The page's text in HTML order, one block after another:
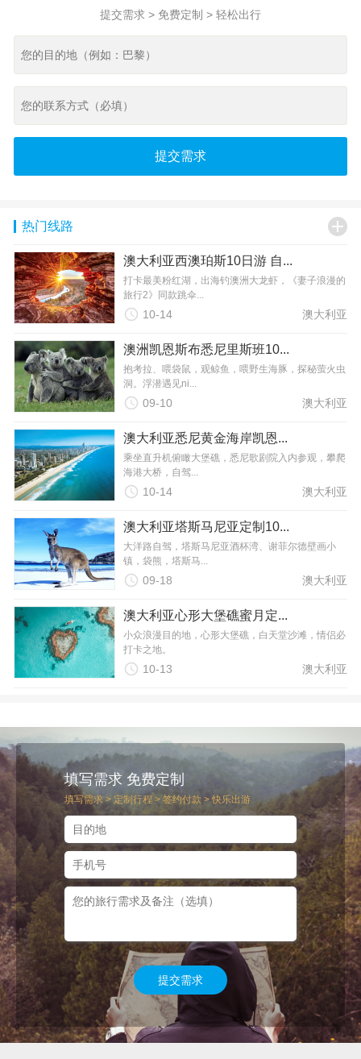
提交需求 > 免费定制 > 轻松出行
提交需求
热门线路 
澳大利亚西澳珀斯10日游 自...
打卡最美粉红湖，出海钓澳洲大龙虾，《妻子浪漫的
旅行2》同款跳伞...
 10-14 澳大利亚
澳洲凯恩斯布悉尼里斯班10...
抱考拉、喂袋鼠，观鲸鱼，喂野生海豚，探秘萤火虫
洞。浮潜遇见ni...
 09-10 澳大利亚
澳大利亚悉尼黄金海岸凯恩...
乘坐直升机俯瞰大堡礁，悉尼歌剧院入内参观，攀爬
海港大桥，自驾...
 10-14 澳大利亚
澳大利亚塔斯马尼亚定制10...
大洋路自驾，塔斯马尼亚酒杯湾、谢菲尔德壁画小
镇，袋熊，塔斯马...
 09-18 澳大利亚
澳大利亚心形大堡礁蜜月定...
小众浪漫目的地，心形大堡礁，白天堂沙滩，情侣必
打卡之地。
 10-13 澳大利亚
填写需求 免费定制
填写需求 > 定制行程 > 签约付款 > 快乐出游
提交需求